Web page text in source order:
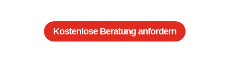
Kostenlose Beratung anfordern